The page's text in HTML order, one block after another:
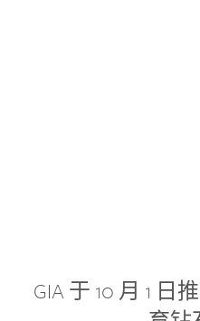
GIA 于 10 月 1 日